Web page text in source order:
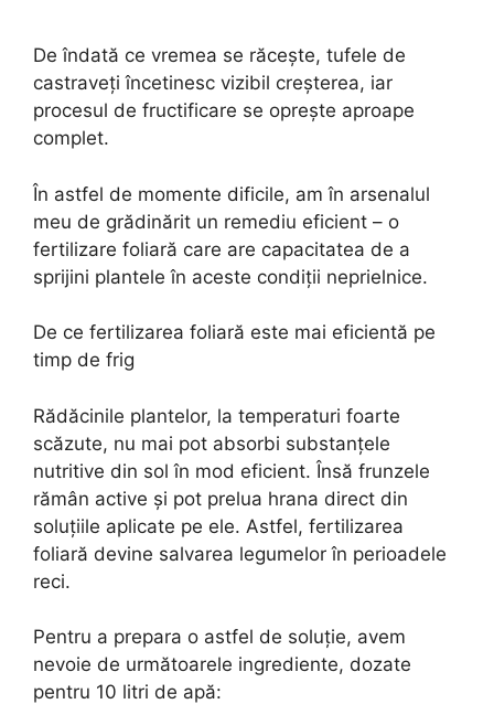
De îndată ce vremea se răcește, tufele de
castraveți încetinesc vizibil creșterea, iar
procesul de fructificare se oprește aproape
complet.
În astfel de momente dificile, am în arsenalul
meu de grădinărit un remediu eficient – o
fertilizare foliară care are capacitatea de a
sprijini plantele în aceste condiții neprielnice.
De ce fertilizarea foliară este mai eficientă pe
timp de frig
Rădăcinile plantelor, la temperaturi foarte
scăzute, nu mai pot absorbi substanțele
nutritive din sol în mod eficient. Însă frunzele
rămân active și pot prelua hrana direct din
soluțiile aplicate pe ele. Astfel, fertilizarea
foliară devine salvarea legumelor în perioadele
reci.
Pentru a prepara o astfel de soluție, avem
nevoie de următoarele ingrediente, dozate
pentru 10 litri de apă: